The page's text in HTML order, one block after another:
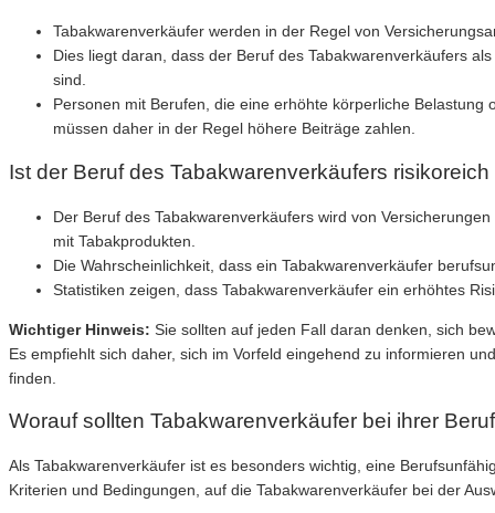
Tabakwarenverkäufer werden in der Regel von
Dies liegt daran, dass der Beruf des Tabakwarenverkäufers
sind.
Personen mit Berufen, die eine erhöhte körperliche
müssen daher in der Regel höhere Beiträge zahlen.
Ist der Beruf des Tabakwarenverkäufers
Der Beruf des Tabakwarenverkäufers wird von
mit Tabakprodukten.
Die Wahrscheinlichkeit, dass ein Tabakwarenverkäufer
Statistiken zeigen, dass Tabakwarenverkäufer ein erhöhtes
Wichtiger Hinweis: Sie sollten auf jeden Fall daran denken, sich
Es empfiehlt sich daher, sich im Vorfeld eingehend zu informieren
finden.
Worauf sollten Tabakwarenverkäufer bei ihrer
Als Tabakwarenverkäufer ist es besonders wichtig, eine
Kriterien und Bedingungen, auf die Tabakwarenverkäufer bei der